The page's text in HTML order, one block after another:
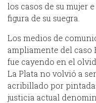
los casos de su mujer
figura de su suegra.
Los medios de
ampliamente del caso
fue cayendo en el
La Plata no volvió a
acribillado por
justicia actual